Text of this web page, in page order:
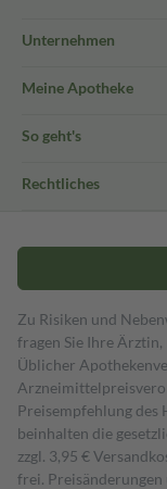
Unternehmen
Meine Apotheke
So geht's
Rechtliches
Zu Risiken und
fragen Sie Ihre
Üblicher
Preisempfehlung des
beinhalten die
zzgl. 3,95 €
frei.